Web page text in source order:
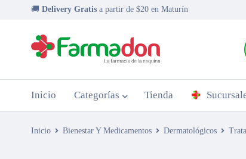
🚚 Delivery Gratis a partir de $20 en Maturín
Inicio Categorías Tienda
Inicio Bienestar Y Medicamentos Dermatológicos